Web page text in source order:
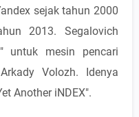
sejak tahun 2000
2013. Segalovich
untuk mesin pencari
Volozh. Idenya
Another iNDEX".